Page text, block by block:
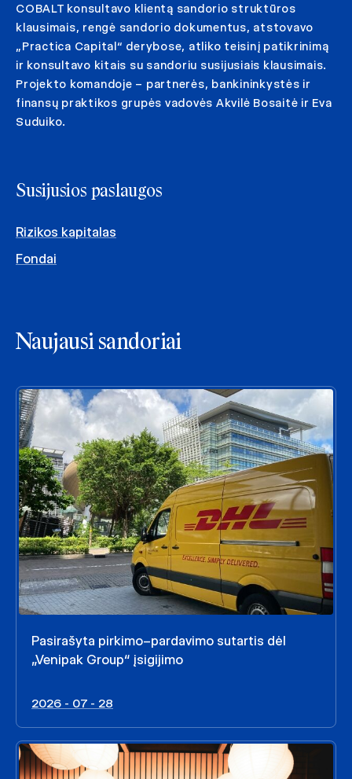
COBALT konsultavo klientą sandorio struktūros
klausimais, rengė sandorio dokumentus, atstovavo
„Practica Capital“ derybose, atliko teisinį patikrinimą
ir konsultavo kitais su sandoriu susijusiais klausimais.
Projekto komandoje – partnerės, bankininkystės ir
finansų praktikos grupės vadovės Akvilė Bosaitė ir Eva
Suduiko.
Susijusios paslaugos
Rizikos kapitalas
Fondai
Naujausi sandoriai
Pasirašyta pirkimo–pardavimo sutartis dėl
„Venipak Group“ įsigijimo
2026 - 07 - 28